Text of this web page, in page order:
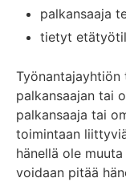
palkansaaja
tietyt
palkansaajan tai
palkansaaja tai
toimintaan
hänellä ole
voidaan pitää